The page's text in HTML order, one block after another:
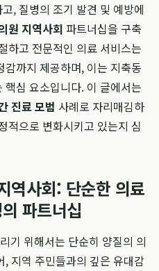
, 질병의 조기 발견 및 예방에
원 지역사회 파트너십을 구축
하고 전문적인 의료 서비스는
까지 제공하며, 이는 지축동
심 요소입니다. 이 글에서는
진료 모범 사례로 자리매김하
적으로 변화시키고 있는지 심
역사회: 단순한 의료
파트너십
기 위해서는 단순히 양질의 의
지역 주민들과의 깊은 유대감